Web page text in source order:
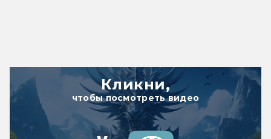
Кликни,
чтобы посмотреть видео